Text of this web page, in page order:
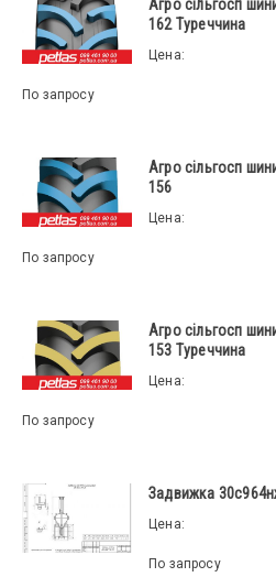
Агро сільгосп
162 Туреччина
Цена:
По запросу
Агро сільгосп
156
Цена:
По запросу
Агро сільгосп
153 Туреччина
Цена:
По запросу
Задвижка
Цена:
По запросу